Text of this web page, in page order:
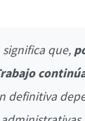
significa que,
definitiva